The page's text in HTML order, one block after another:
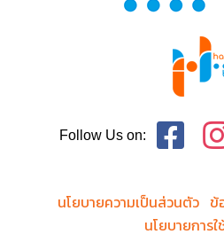
Follow Us on:
นโยบายความเป็นส่วนตัว ข้
นโยบายการ